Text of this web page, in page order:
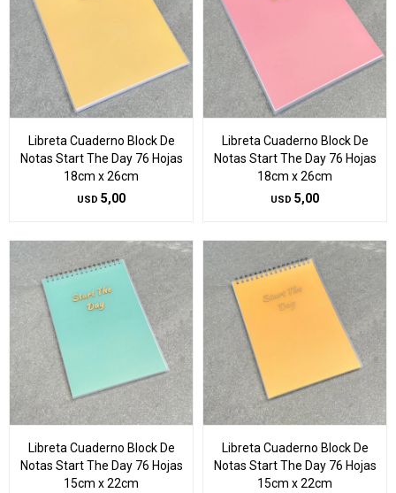
Libreta Cuaderno Block De
Notas Start The Day 76 Hojas
18cm x 26cm
USD 5,00
Libreta Cuaderno Block De
Notas Start The Day 76 Hojas
18cm x 26cm
USD 5,00
Libreta Cuaderno Block De
Notas Start The Day 76 Hojas
15cm x 22cm
Libreta Cuaderno Block De
Notas Start The Day 76 Hojas
15cm x 22cm